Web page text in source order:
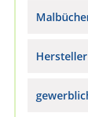
Hersteller